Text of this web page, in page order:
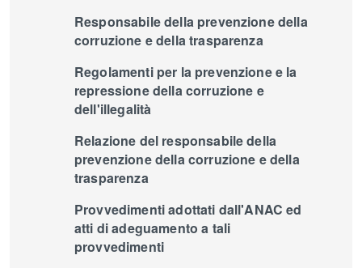
Responsabile della prevenzione della
corruzione e della trasparenza
Regolamenti per la prevenzione e la
repressione della corruzione e
dell'illegalità
Relazione del responsabile della
prevenzione della corruzione e della
trasparenza
Provvedimenti adottati dall'ANAC ed
atti di adeguamento a tali
provvedimenti